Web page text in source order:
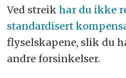
Ved streik har du ikke
standardisert
flyselskapene, slik du
andre forsinkelser.